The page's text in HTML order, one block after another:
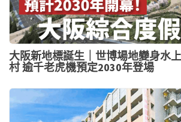
大阪新地標誕生｜世博場地變身水
村 逾千老虎機預定2030年登場